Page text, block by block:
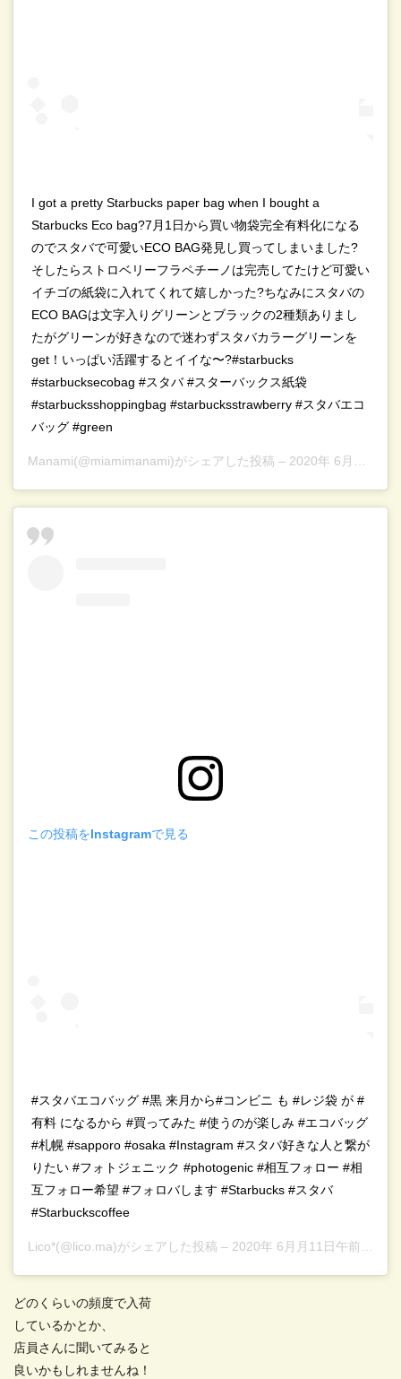
I got a pretty Starbucks paper bag when I bought a
Starbucks Eco bag?7月1日から買い物袋完全有料化になる
のでスタバで可愛いECO BAG発見し買ってしまいました?
そしたらストロベリーフラペチーノは完売してたけど可愛い
イチゴの紙袋に入れてくれて嬉しかった?ちなみにスタバの
ECO BAGは文字入りグリーンとブラックの2種類ありまし
たがグリーンが好きなので迷わずスタバカラーグリーンを
get！いっぱい活躍するとイイな〜?#starbucks
#starbucksecobag #スタバ #スターバックス紙袋
#starbucksshoppingbag #starbucksstrawberry #スタバエコ
バッグ #green
Manami(@miamimanami)がシェアした投稿 – 2020年 6月月25日午前5時26分PDT
この投稿をInstagramで見る
#スタバエコバッグ #黒 来月から#コンビニ も #レジ袋 が #
有料 になるから #買ってみた #使うのが楽しみ #エコバッグ
#札幌 #sapporo #osaka #Instagram #スタバ好きな人と繋が
りたい #フォトジェニック #photogenic #相互フォロー #相
互フォロー希望 #フォロバします #Starbucks #スタバ
#Starbuckscoffee
Lico*(@lico.ma)がシェアした投稿 – 2020年 6月月11日午前5時39分PDT
どのくらいの頻度で入荷
しているかとか、
店員さんに聞いてみると
良いかもしれませんね！